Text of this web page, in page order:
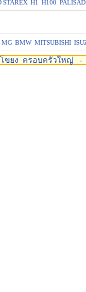
STAREX H1 H100
MG BMW MITSUBISHI
ขยง ครอบครัวใหญ่ -